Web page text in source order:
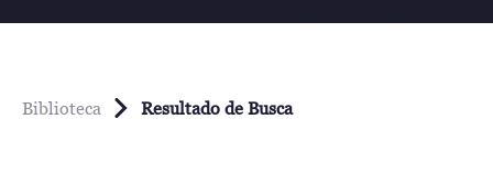
Biblioteca Resultado de Busca